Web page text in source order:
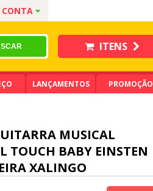
CONTA
ITENS
LANÇAMENTOS PROMOÇÃO
MUSICAL
TOUCH BABY EINSTEN
XALINGO